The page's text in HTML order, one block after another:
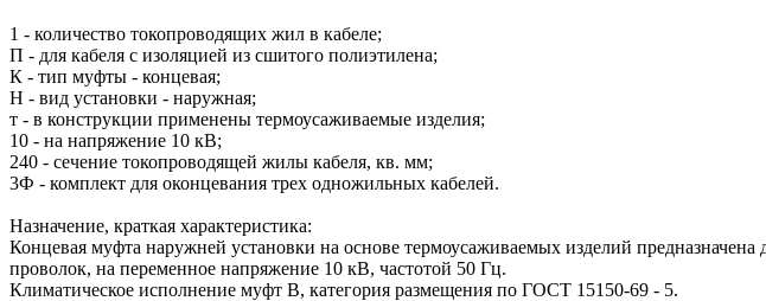
1 - количество токопроводящих жил в кабеле;
П - для кабеля с изоляцией из сшитого полиэтилена;
К - тип муфты - концевая;
Н - вид установки - наружная;
т - в конструкции применены термоусаживаемые изделия;
10 - на напряжение 10 кВ;
240 - сечение токопроводящей жилы кабеля, кв. мм;
3Ф - комплект для оконцевания трех одножильных кабелей.
Назначение, краткая характеристика:
Концевая муфта наружней установки на основе термоусаживаемых изделий
проволок, на переменное напряжение 10 кВ, частотой 50 Гц.
Климатическое исполнение муфт В, категория размещения по ГОСТ 15150-69 - 5.